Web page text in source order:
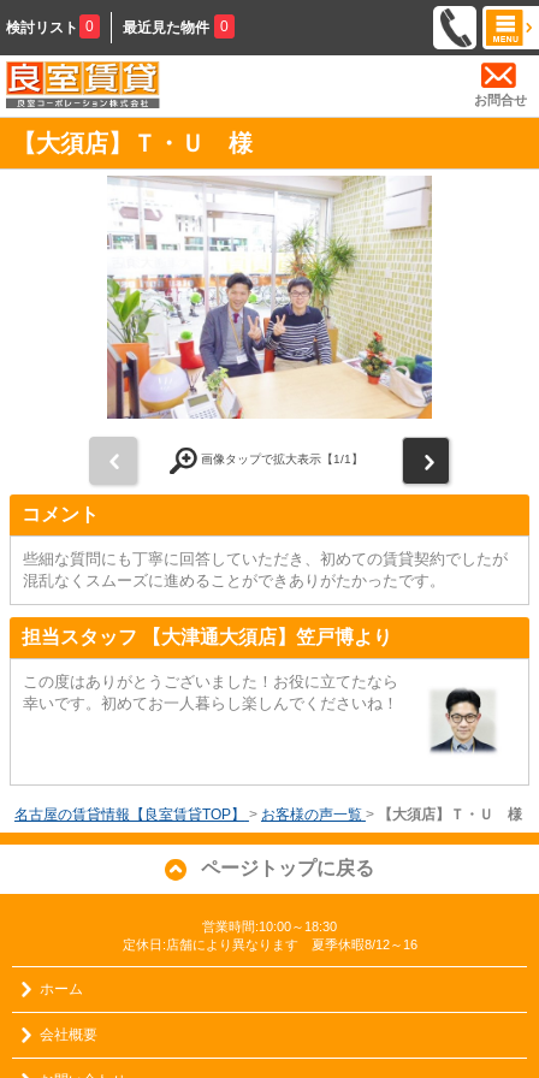
検討リスト 0 最近見た物件 0
お問合せ
【大須店】Ｔ・Ｕ 様
画像タップで拡大表示【1/1】
コメント
些細な質問にも丁寧に回答していただき、初めての賃貸契約でしたが
混乱なくスムーズに進めることができありがたかったです。
担当スタッフ 【大津通大須店】笠戸博より
この度はありがとうございました！お役に立てたなら
幸いです。初めてお一人暮らし楽しんでくださいね！
名古屋の賃貸情報【良室賃貸TOP】 > お客様の声一覧 > 【大須店】Ｔ・Ｕ 様
ページトップに戻る
営業時間:10:00～18:30
定休日:店舗により異なります 夏季休暇8/12～16
ホーム
会社概要